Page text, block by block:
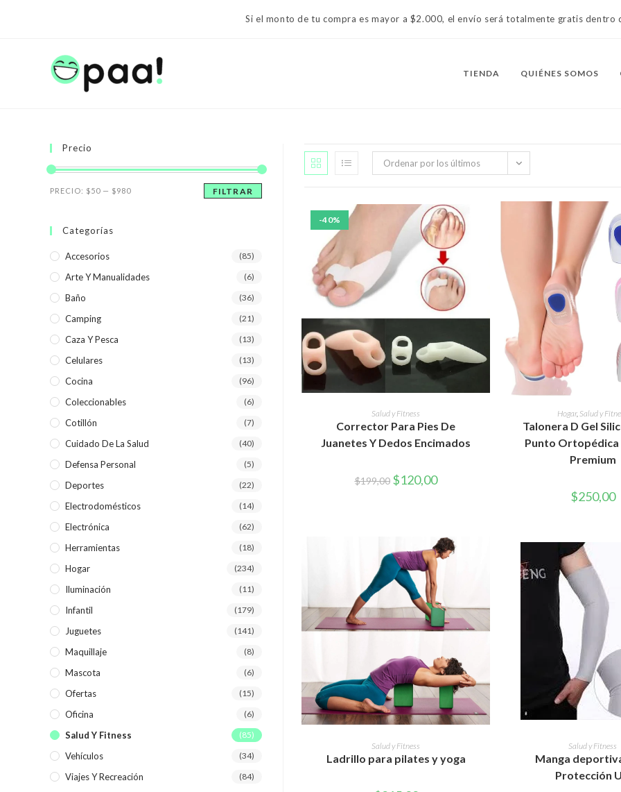
Si el monto de tu compra es mayor a $2.000, el envío será totalmente gratis dentro
TIENDA QUIÉNES SOMOS
Ordenar por los últimos
-40%
AÑADIR AL CARRITO
Salud y Fitness
Corrector Para Pies De
Juanetes Y Dedos Encimados
$199,00 El
precio
$120,00El
precio
AÑADIR AL
Hogar, Salud y
Talonera D Gel
Punto Ortopédica
Premium
$250,00
AÑADIR AL CARRITO
Salud y Fitness
Ladrillo para pilates y yoga
AÑADIR AL
Salud y Fitness
Manga
Protección
Precio
Precio
Precio
FILTRAR
PRECIO: $50 — $980
Categorías
Accesorios (85)
Arte Y Manualidades (6)
Baño (36)
Camping (21)
Caza Y Pesca (13)
Celulares (13)
Cocina (96)
Coleccionables (6)
Cotillón (7)
Cuidado De La Salud (40)
Defensa Personal (5)
Deportes (22)
Electrodomésticos (14)
Electrónica (62)
Herramientas (18)
Hogar (234)
Iluminación (11)
Infantil (179)
Juguetes (141)
Maquillaje (8)
Mascota (6)
Ofertas (15)
Oficina (6)
Salud Y Fitness (85)
Vehículos (34)
Viajes Y Recreación (84)